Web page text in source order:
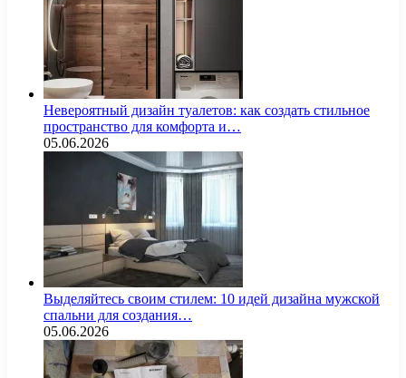
Невероятный дизайн туалетов: как создать стильное
пространство для комфорта и…
05.06.2026
Выделяйтесь своим стилем: 10 идей дизайна мужской
спальни для создания…
05.06.2026